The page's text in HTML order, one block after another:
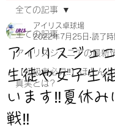
全ての記事
アイリスジュニアの最新
【初級者必見‼】ほとん
真実とは?
全ての記事
アイリスジュ
生徒や女子生
います‼夏休
戦‼
アイリス卓球場
2022年7月25日 読了